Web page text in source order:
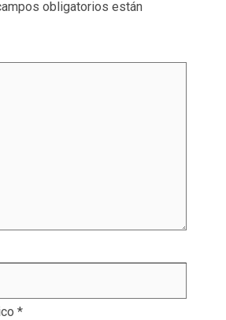
obligatorios están
*